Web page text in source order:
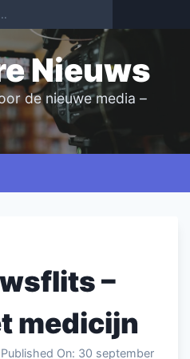
Nieuws
de nieuwe media –
–
medicijn
Published On: 30 september